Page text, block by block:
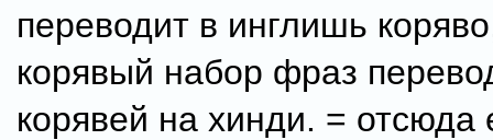
переводит в инглишь
корявый набор фраз
корявей на хинди. = отсюда